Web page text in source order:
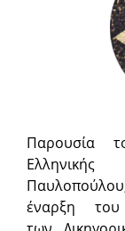
Παρουσία
έναρξη